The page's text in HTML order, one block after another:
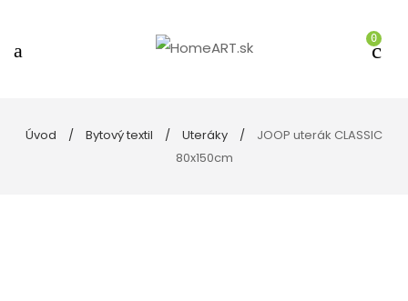
0
Úvod Bytový textil Uteráky
JOOP uterák CLASSIC
80x150cm